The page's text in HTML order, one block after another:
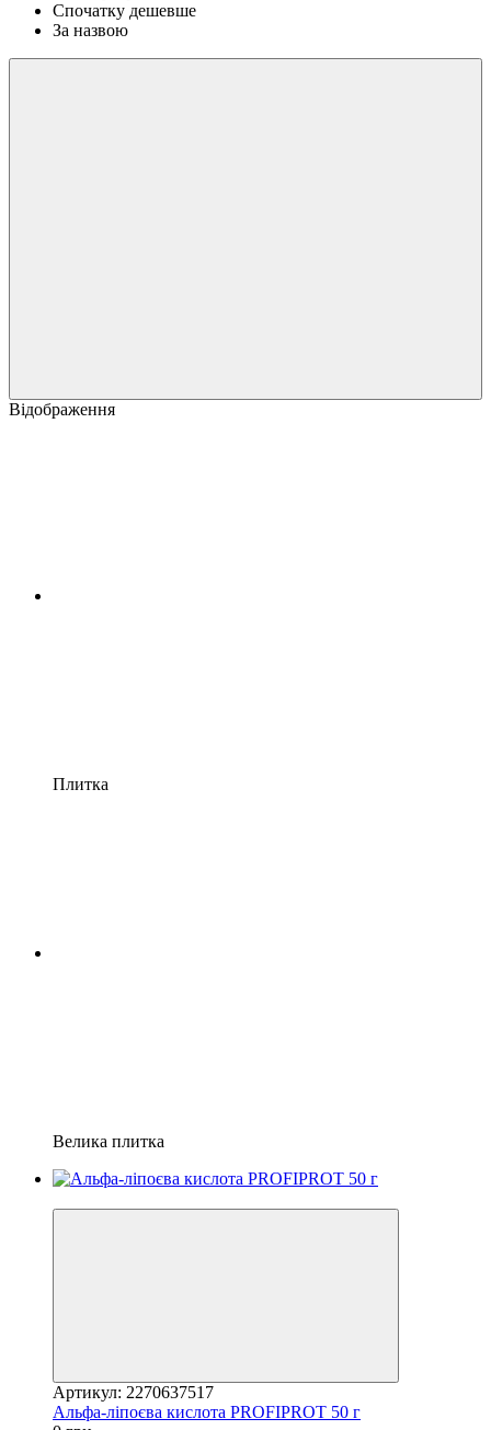
Спочатку дешевше
За назвою
Відображення
Плитка
Велика плитка
Артикул: 2270637517
Альфа-ліпоєва кислота PROFIPROT 50 г